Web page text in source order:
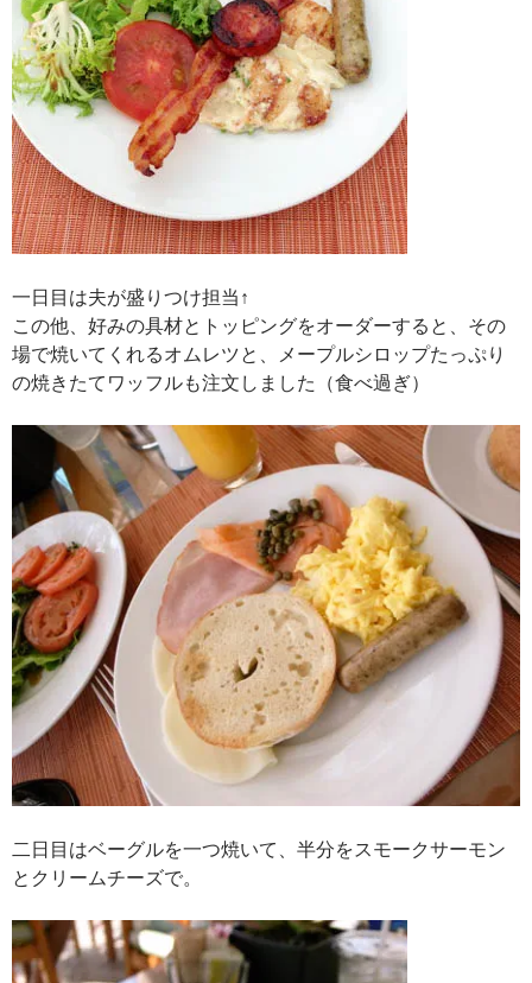
一日目は夫が盛りつけ担当↑
この他、好みの具材とトッピングをオーダーすると、その
場で焼いてくれるオムレツと、メープルシロップたっぷり
の焼きたてワッフルも注文しました（食べ過ぎ）
二日目はベーグルを一つ焼いて、半分をスモークサーモン
とクリームチーズで。